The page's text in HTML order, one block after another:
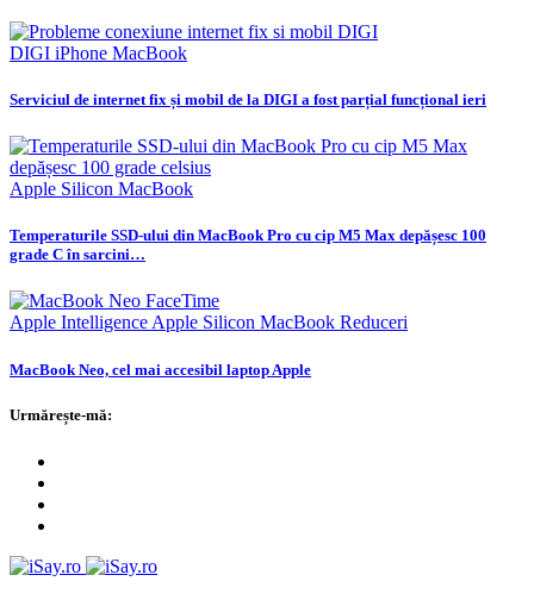
DIGI iPhone MacBook
Serviciul de internet fix și mobil de la DIGI a fost parțial funcțional ieri
Apple Silicon MacBook
Temperaturile SSD‑ului din MacBook Pro cu cip M5 Max depășesc 100
grade C în sarcini…
Apple Intelligence Apple Silicon MacBook Reduceri
MacBook Neo, cel mai accesibil laptop Apple
Urmărește-mă: